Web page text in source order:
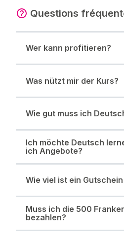
Questions
Wer kann profitieren?
Was nützt mir der Kurs?
Wie gut muss ich
Ich möchte Deutsch
ich Angebote?
Wie viel ist ein
Muss ich die 500
bezahlen?